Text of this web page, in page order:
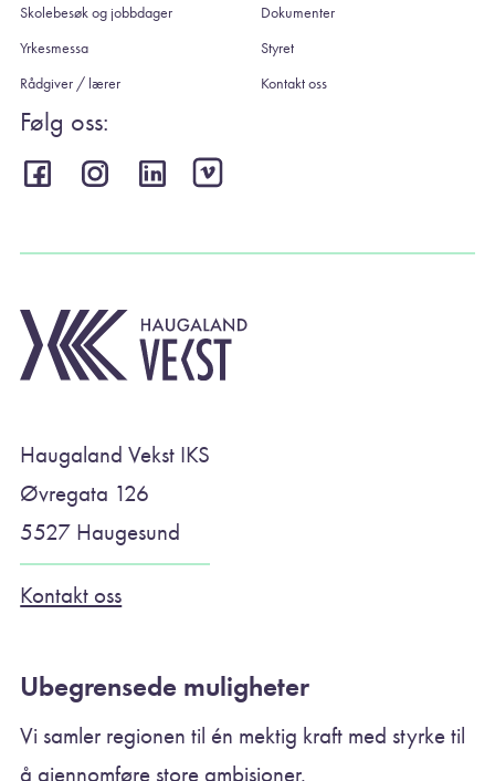
Skolebesøk og jobbdager
Yrkesmessa
Rådgiver / lærer
Dokumenter
Styret
Kontakt oss
Følg oss:
Haugaland Vekst IKS
Øvregata 126
5527 Haugesund
Kontakt oss
Ubegrensede muligheter
Vi samler regionen til én mektig kraft med styrke til
å gjennomføre store ambisjoner.